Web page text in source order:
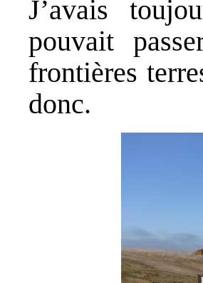
J’avais
pouvait
frontières
donc.